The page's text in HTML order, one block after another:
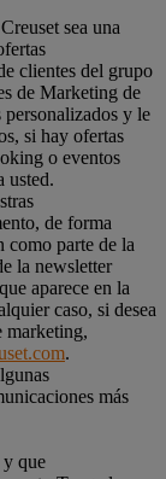
sea una
clientes del grupo
de Marketing de
personalizados y le
si hay ofertas
o eventos
usted.
de forma
como parte de la
la newsletter
aparece en la
caso, si desea
marketing,
.
más
y que